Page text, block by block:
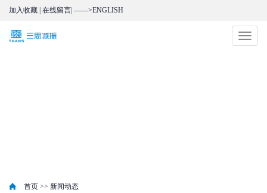
加入收藏 在线留言 ——>ENGLISH
切
换
首页 >> 新闻动态